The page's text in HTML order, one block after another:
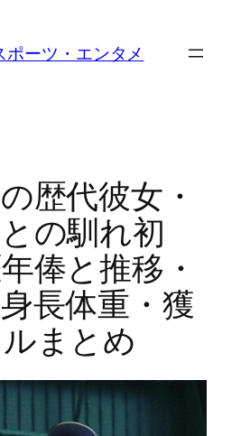
ポーツ・エンタメ
歴代彼女・
の馴れ初
俸と推移・
長体重・獲
まとめ